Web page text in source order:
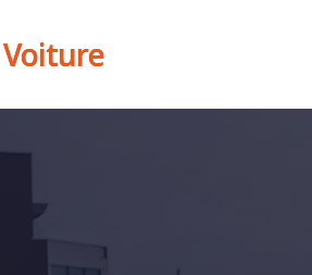
Voiture